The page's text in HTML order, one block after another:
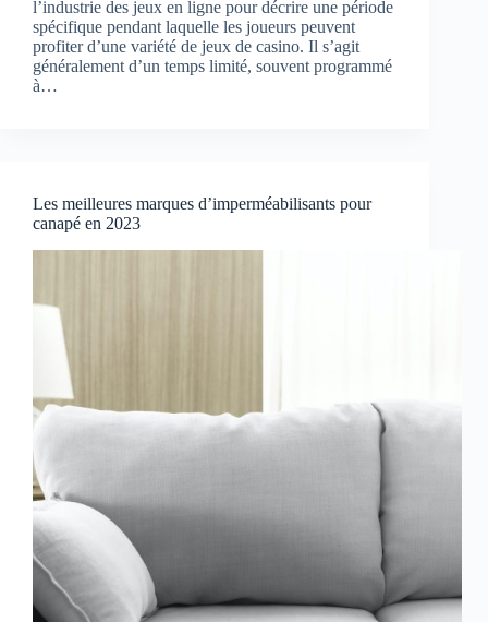
l’industrie des jeux en ligne pour décrire une période
spécifique pendant laquelle les joueurs peuvent
profiter d’une variété de jeux de casino. Il s’agit
généralement d’un temps limité, souvent programmé
à…
Les meilleures marques d’imperméabilisants pour
canapé en 2023